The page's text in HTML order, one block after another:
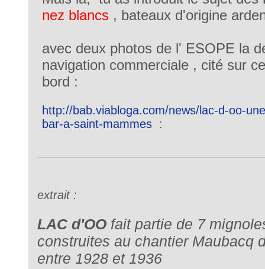
nez blancs, bateaux d'origine
avec deux photos de l' ESOPE la
navigation commerciale , cité sur
bord :
http://bab.viabloga.com/news/lac-d-oo-
bar-a-saint-mammes:
extrait :
LAC d'OOfait partie de 7
construites au chantier Maubacq
entre 1928 et 1936